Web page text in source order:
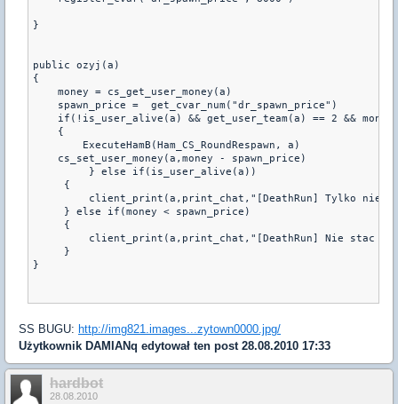
}
public ozyj(a)
{
    money = cs_get_user_money(a)
    spawn_price =  get_cvar_num("dr_spawn_price")
if(!is_user_alive(a) && get_user_team(a) == 2 && money
    {
        ExecuteHamB(Ham_CS_RoundRespawn, a)
    cs_set_user_money(a,money - spawn_price)
         } else if(is_user_alive(a))
     {
client_print(a,print_chat,"[DeathRun] Tylko nie
     } else if(money < spawn_price)
     {
client_print(a,print_chat,"[DeathRun] Nie stac
     }
}
SS BUGU: http://img821.images...zytown0000.jpg/
Użytkownik DAMIANq edytował ten post 28.08.2010 17:33
hardbot
28.08.2010